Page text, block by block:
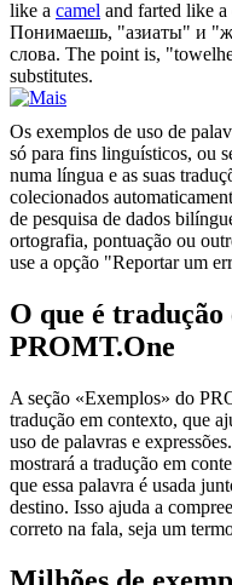
like a camel and farted like a
Понимаешь, "азиаты" и
слова. The point is,
substitutes.
Os exemplos de uso de
só para fins linguísticos, ou
numa língua e as suas
colecionados
de pesquisa de dados
ortografia, pontuação ou
use a opção "Reportar um
O que é
PROMT.One
A seção «Exemplos» do
tradução em contexto, que
uso de palavras e
mostrará a tradução em
que essa palavra é usada
destino. Isso ajuda a
correto na fala, seja um